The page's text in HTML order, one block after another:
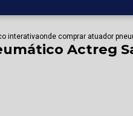
interativaonde comprar atuador
Actreg